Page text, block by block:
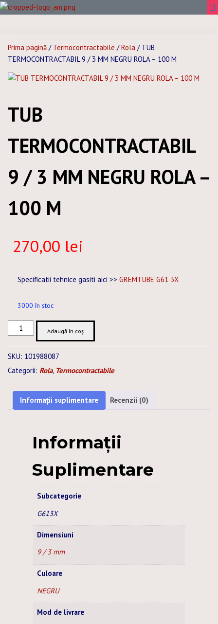
Prima pagină / Termocontractabile /Rola / TUB
TERMOCONTRACTABIL 9 / 3 MM NEGRU ROLA – 100 M
TUB
TERMOCONTRACTABIL
9 / 3 MM NEGRU ROLA –
100 M
270,00 lei
Specificatii tehnice gasiti aici >> GREMTUBE G61 3X
3000 în stoc
Cantitate
TUB
9
/
MM
NEGRU
Adaugă în coș
SKU: 101988087
Categorii: Rola, Termocontractabile
Informații suplimentare Recenzii (0)
Informații
Suplimentare
Subcategorie
G613X
Dimensiuni
9 / 3 mm
Culoare
NEGRU
Mod de livrare